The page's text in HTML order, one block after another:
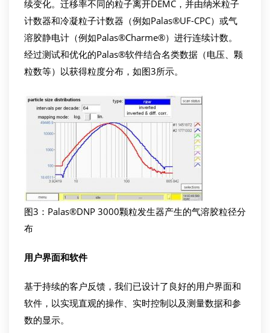
续变化。迁移率不同的粒子离开DEMC，并由纳米粒子
计数器和冷凝粒子计数器（例如Palas®UF-CPC）或气
溶胶静电计（例如Palas®Charme®）进行连续计数。
经过测试和优化的Palas®软件结合名类数据（电压、颗
粒数等）以获得粒度分布，如图3所示。
图3：Palas®DNP 3000颗粒发生器产生的气溶胶粒径分
布
用户界面和软件
基于持续的客户反馈，我们已设计了良好的用户界面和
软件，以实现直观的操作、实时控制以及测量数据和参
数的显示。